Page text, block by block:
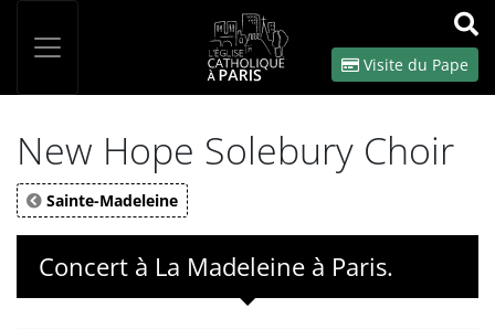
OK
Visite du Pape
New Hope Solebury Choir
Sainte-Madeleine
Concert à La Madeleine à Paris.
Panneau de gestion des cookies